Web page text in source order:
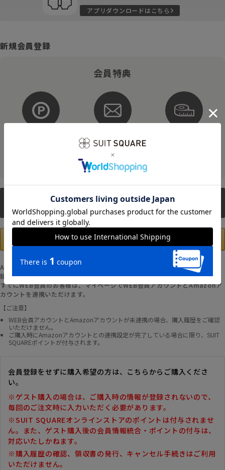
アプリダウンロードはこちら
新規会員登録
会員特典
メルマガ配信
そのほかにもさまざまなキャンペーンを予定しています。
新規会員登録
Amazonアカウントの登録情報を使用して、お支払いおよび新規WEB会員登
録が可能です。
すでにWEB会員のお客様は、マイページでWEB会員アカウントとAmazonア
カウントを連携いただけます。
【ご注意】
WEB会員アカウントとAmazonアカウントが未連携の場合、購入履歴をご確認
いただけません。
ご購入時にAmazonアカウントとの連携設定が完了している場合に限り、SUIT
SQUAREポイントが付与されます。
会員登録をせずに購入希望の方は、こちらからご購入くださ
い。
※ゲスト購入の場合は、ご購入時の情報が登録されないので、
毎回のご注文時に入力いただく必要があります。
※SUIT SQUAREオンラインストアのポイントは付与されませ
ん。また、ゲスト購入後の会員情報統合・ポイントの付与は、
対応いたしかねます。
※購入履歴の確認、領収書の発行、キャンセル手続きはご利用
いただけません。